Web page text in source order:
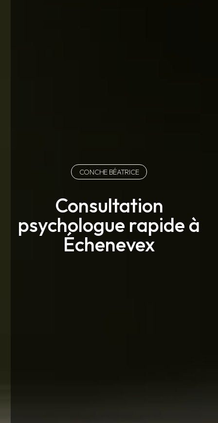
Consultation
psychologue rapide à
Échenevex
CONCHE BÉATRICE